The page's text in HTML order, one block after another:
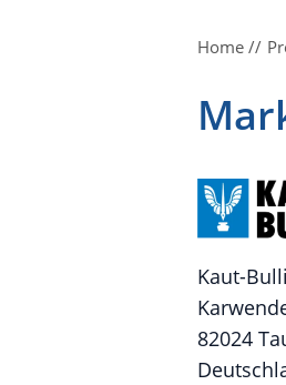
Home
Kaut-
82024